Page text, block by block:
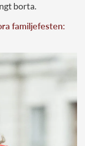
borta.
familjefesten: